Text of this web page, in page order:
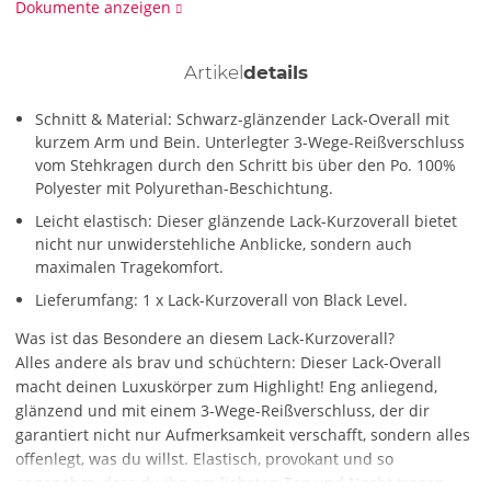
Dokumente anzeigen
Artikel details
Schnitt & Material: Schwarz-glänzender Lack-Overall mit
kurzem Arm und Bein. Unterlegter 3-Wege-Reißverschluss
vom Stehkragen durch den Schritt bis über den Po. 100%
Polyester mit Polyurethan-Beschichtung.
Leicht elastisch: Dieser glänzende Lack-Kurzoverall bietet
nicht nur unwiderstehliche Anblicke, sondern auch
maximalen Tragekomfort.
Lieferumfang: 1 x Lack-Kurzoverall von Black Level.
Was ist das Besondere an diesem Lack-Kurzoverall?
Alles andere als brav und schüchtern: Dieser Lack-Overall
macht deinen Luxuskörper zum Highlight! Eng anliegend,
glänzend und mit einem 3-Wege-Reißverschluss, der dir
garantiert nicht nur Aufmerksamkeit verschafft, sondern alles
offenlegt, was du willst. Elastisch, provokant und so
angenehm, dass du ihn am liebsten Tag und Nacht tragen